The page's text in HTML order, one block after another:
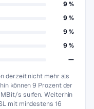
9 %
9 %
9 %
9 %
—
derzeit nicht mehr als
können 9 Prozent der
s surfen. Weiterhin
mit mindestens 16